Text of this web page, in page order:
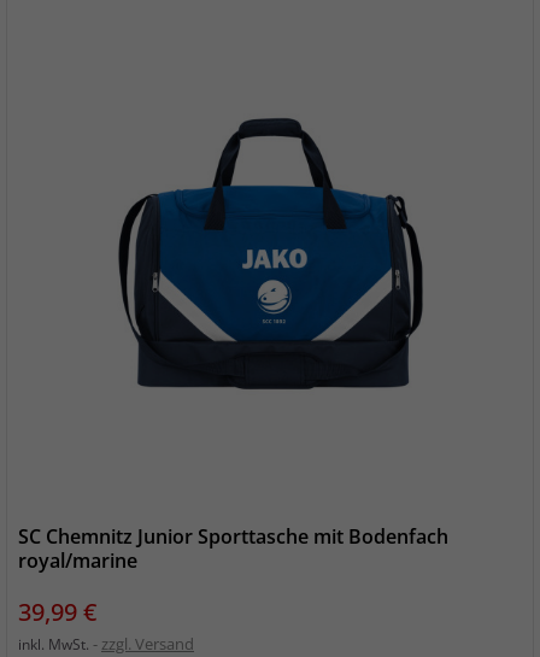
SC Chemnitz Junior Sporttasche mit Bodenfach
royal/marine
Preis
39,99 €
inkl. MwSt. zzgl. Versand